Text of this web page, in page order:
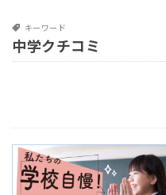
キーワード
中学クチコミ